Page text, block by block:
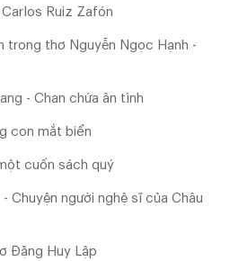
Ruiz Zafón
trong thơ Nguyễn Ngọc Hạnh -
- Chan chứa ân tình
con mắt biển
cuốn sách quý
Chuyện người nghệ sĩ của Châu
Đặng Huy Lập